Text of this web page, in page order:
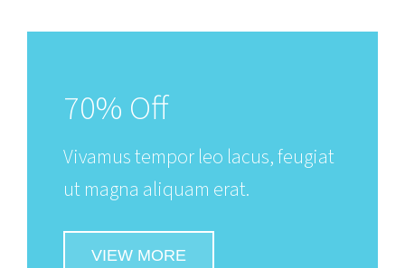
70% Off
Vivamus tempor leo lacus, feugiat
ut magna aliquam erat.
VIEW MORE